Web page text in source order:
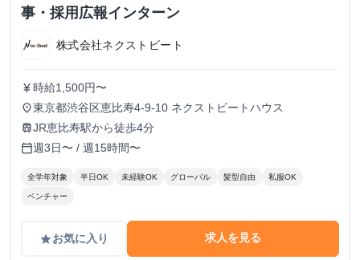
事・採用広報インターン
株式会社ネクストビート
currency_yen 時給1,500円〜
place東京都渋谷区恵比寿4-9-10 ネクストビートハウス
trainJR恵比寿駅から徒歩4分
calendar_today週3日〜 / 週15時間〜
全学年対象 半日OK 未経験OK グローバル 髪型自由 私服OK
ベンチャー
gradeお気に入り 求人を見る